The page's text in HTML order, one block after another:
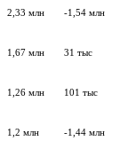
2,33 млн -1,54 млн
1,67 млн 31 тыс
1,26 млн 101 тыс
1,2 млн -1,44 млн